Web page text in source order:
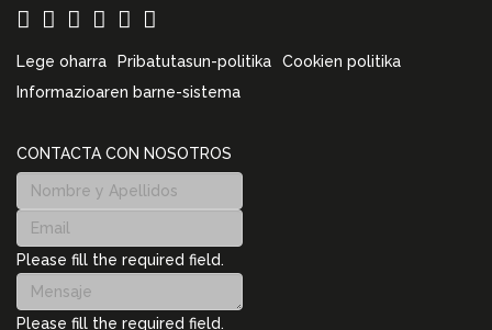
Lege oharra Pribatutasun-politika
Cookien politika
Informazioaren barne-sistema
CONTACTA CON NOSOTROS
Please fill the required field.
Please fill the required field.